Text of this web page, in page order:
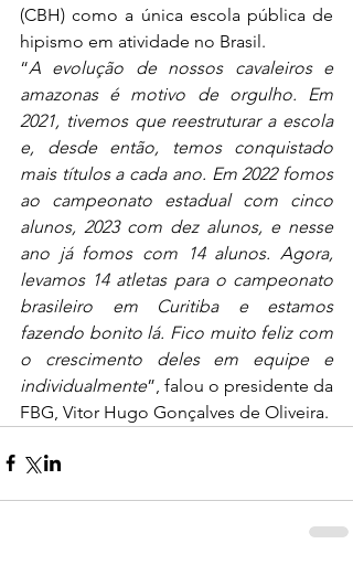
(CBH) como a única escola pública de
hipismo em atividade no Brasil.
“A evolução de nossos cavaleiros e
amazonas é motivo de orgulho. Em
2021, tivemos que reestruturar a escola
e, desde então, temos conquistado
mais títulos a cada ano. Em 2022 fomos
ao campeonato estadual com cinco
alunos, 2023 com dez alunos, e nesse
ano já fomos com 14 alunos. Agora,
levamos 14 atletas para o campeonato
brasileiro em Curitiba e estamos
fazendo bonito lá. Fico muito feliz com
o crescimento deles em equipe e
individualmente”, falou o presidente da
FBG, Vitor Hugo Gonçalves de Oliveira.